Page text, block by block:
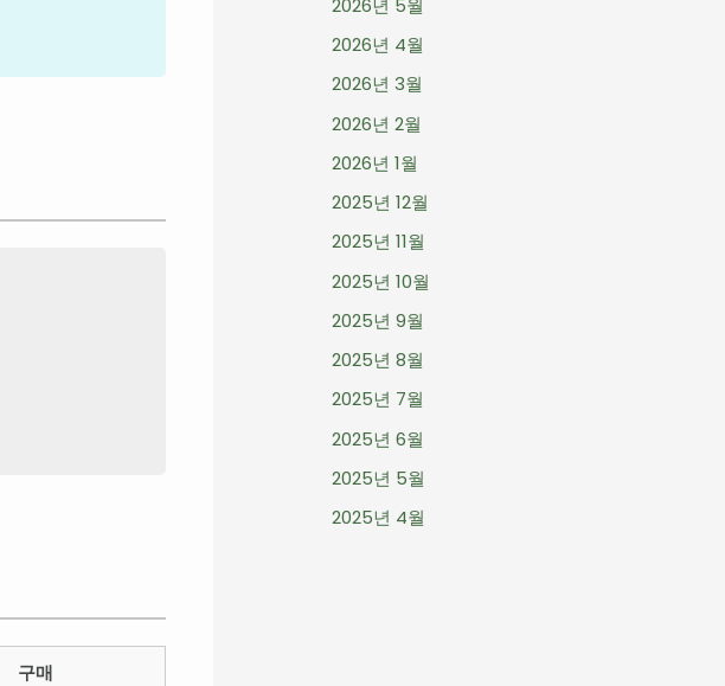
구매
2026년 5월
2026년 4월
2026년 3월
2026년 2월
2026년 1월
2025년 12월
2025년 11월
2025년 10월
2025년 9월
2025년 8월
2025년 7월
2025년 6월
2025년 5월
2025년 4월